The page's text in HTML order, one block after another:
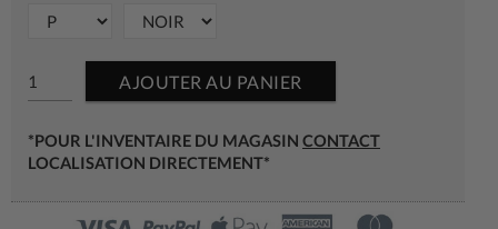
AJOUTER AU PANIER
*POUR L'INVENTAIRE DU MAGASIN CONTACT
LOCALISATION DIRECTEMENT*